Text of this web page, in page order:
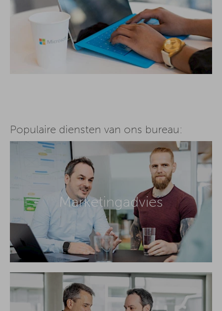
Populaire diensten van ons bureau:
Marketingadvies